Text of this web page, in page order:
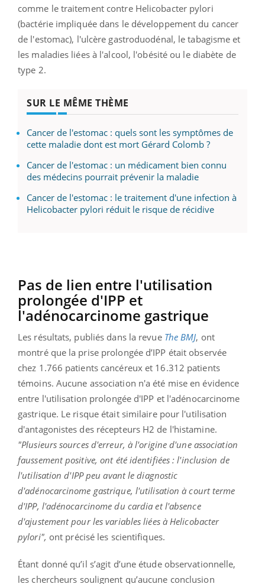
comme le traitement contre Helicobacter pylori
(bactérie impliquée dans le développement du cancer
de l'estomac), l'ulcère gastroduodénal, le tabagisme et
les maladies liées à l'alcool, l'obésité ou le diabète de
type 2.
SUR LE MÊME THÈME
Cancer de l'estomac : quels sont les symptômes de
cette maladie dont est mort Gérard Colomb ?
Cancer de l'estomac : un médicament bien connu
des médecins pourrait prévenir la maladie
Cancer de l'estomac : le traitement d'une infection à
Helicobacter pylori réduit le risque de récidive
Pas de lien entre l'utilisation
prolongée d'IPP et
l'adénocarcinome gastrique
Les résultats, publiés dans la revue The BMJ, ont
montré que la prise prolongée d’IPP était observée
chez 1.766 patients cancéreux et 16.312 patients
témoins. Aucune association n'a été mise en évidence
entre l'utilisation prolongée d'IPP et l'adénocarcinome
gastrique. Le risque était similaire pour l'utilisation
d'antagonistes des récepteurs H2 de l'histamine.
"Plusieurs sources d'erreur, à l'origine d'une association
faussement positive, ont été identifiées : l'inclusion de
l'utilisation d'IPP peu avant le diagnostic
d'adénocarcinome gastrique, l'utilisation à court terme
d'IPP, l'adénocarcinome du cardia et l'absence
d'ajustement pour les variables liées à Helicobacter
pylori", ont précisé les scientifiques.
Étant donné qu’il s’agit d’une étude observationnelle,
les chercheurs soulignent qu’aucune conclusion